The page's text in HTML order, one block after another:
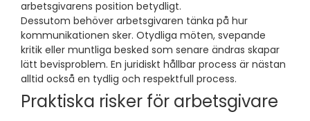
arbetsgivarens position betydligt.
Dessutom behöver arbetsgivaren tänka på hur
kommunikationen sker. Otydliga möten, svepande
kritik eller muntliga besked som senare ändras skapar
lätt bevisproblem. En juridiskt hållbar process är nästan
alltid också en tydlig och respektfull process.
Praktiska risker för arbetsgivare